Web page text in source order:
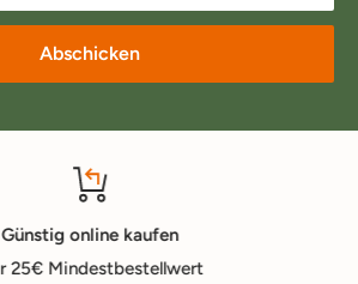
Abschicken
Günstig online kaufen
25€ Mindestbestellwert